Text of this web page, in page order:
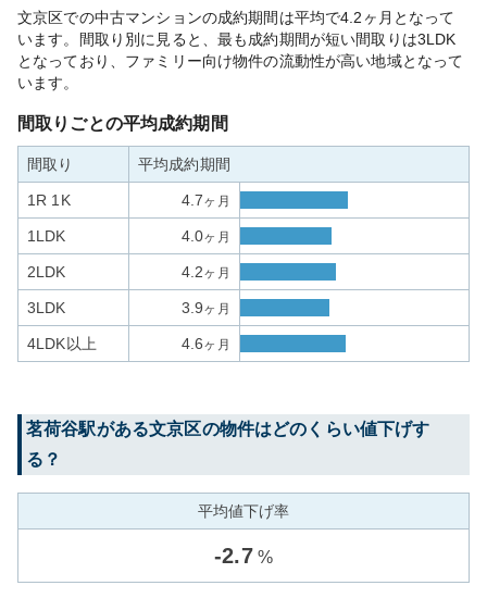
文京区での中古マンションの成約期間は平均で4.2ヶ月となって
います。間取り別に見ると、最も成約期間が短い間取りは3LDK
となっており、ファミリー向け物件の流動性が高い地域となって
います。
間取りごとの平均成約期間
間取り 平均成約期間
1R 1K 4.7ヶ月
1LDK 4.0ヶ月
2LDK 4.2ヶ月
3LDK 3.9ヶ月
4LDK以上 4.6ヶ月
茗荷谷駅がある文京区の物件はどのくらい値下げす
る？
平均値下げ率
-2.7 %